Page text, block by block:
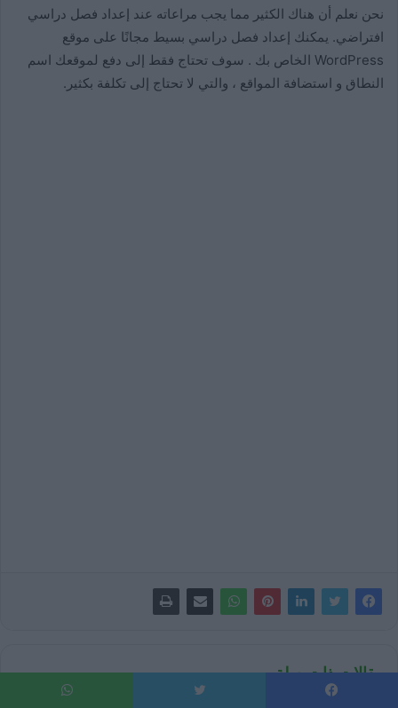
نحن نعلم أن هناك الكثير مما يجب مراعاته عند إعداد فصل دراسي
افتراضي. يمكنك إعداد فصل دراسي بسيط مجانًا على موقع
WordPress الخاص بك . سوف تحتاج فقط إلى دفع لموقعك اسم
النطاق و استضافة المواقع ، والتي لا تحتاج إلى تكلفة بكثير.
مقالات ذات صلة